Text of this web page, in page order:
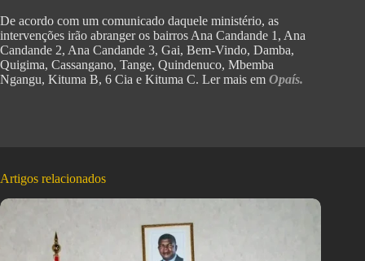
‎De acordo com um comunicado daquele ministério, as
intervenções irão abranger os bairros Ana Candande 1, Ana
Candande 2, Ana Candande 3, Gai, Bem-Vindo, Damba,
Quigima, Cassangano, Tange, Quindenuco, Mbemba
Ngangu, Kituma B, 6 Cia e Kituma C. Ler mais em Opaís.
Artigos relacionados